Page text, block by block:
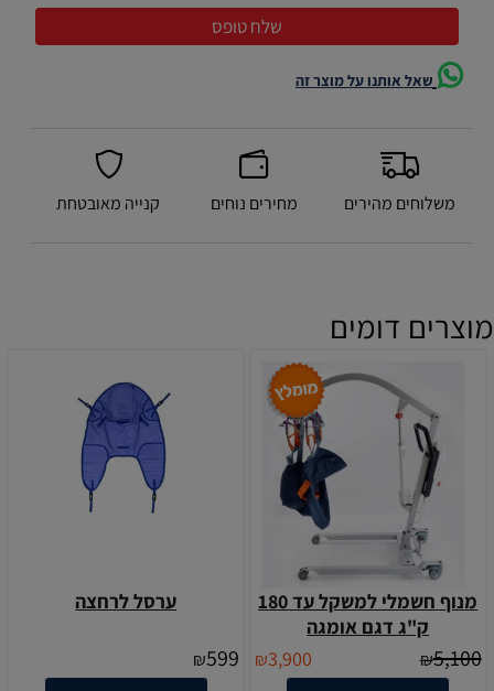
שאל אותנו על מוצר זה
משלוחים מהירים מחירים נוחים קנייה מאובטחת
מוצרים דומים
מנוף חשמלי למשקל עד 180
ק"ג דגם אומגה
₪5,100
₪3,900
ערסל לרחצה
₪599